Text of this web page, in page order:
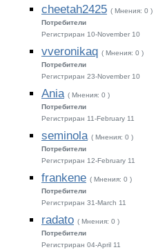
cheetah2425 ( Мнения: 0 )
Потребители
Регистриран 10-November 10
vveronikaq ( Мнения: 0 )
Потребители
Регистриран 23-November 10
Ania ( Мнения: 0 )
Потребители
Регистриран 11-February 11
seminola ( Мнения: 0 )
Потребители
Регистриран 12-February 11
frankene ( Мнения: 0 )
Потребители
Регистриран 31-March 11
radato ( Мнения: 0 )
Потребители
Регистриран 04-April 11